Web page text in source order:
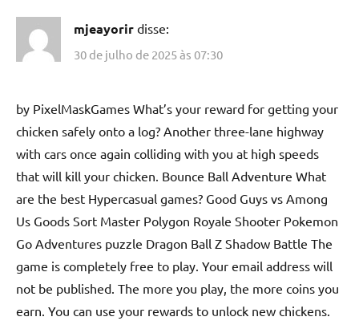
mjeayorir disse:
30 de julho de 2025 às 07:30
by PixelMaskGames What’s your reward for getting your
chicken safely onto a log? Another three-lane highway
with cars once again colliding with you at high speeds
that will kill your chicken. Bounce Ball Adventure What
are the best Hypercasual games? Good Guys vs Among
Us Goods Sort Master Polygon Royale Shooter Pokemon
Go Adventures puzzle Dragon Ball Z Shadow Battle The
game is completely free to play. Your email address will
not be published. The more you play, the more coins you
earn. You can use your rewards to unlock new chickens.